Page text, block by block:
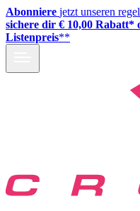
Abonniere jetzt unseren
sichere dir € 10,00 Rabatt*
Listenpreis**